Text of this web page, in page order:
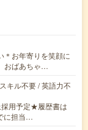
＊お年寄りを笑顔に
おばあちゃ…
キル不要 / 英語力不
用予定★履歴書は
に担当…